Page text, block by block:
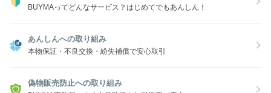
BUYMAってどんなサービス？はじめてでもあんしん！
あんしんへの取り組み
本物保証・不良交換・紛失補償で安心取引
偽物販売防止への取り組み